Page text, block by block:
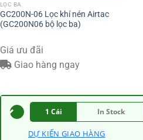
LỌC BA
GC200N-06 Lọc khí nén Airtac
(GC200N06 bộ lọc ba)
Giá ưu đãi
Giao hàng ngay
1 Cái In Stock
DỰ KIẾN GIAO HÀNG